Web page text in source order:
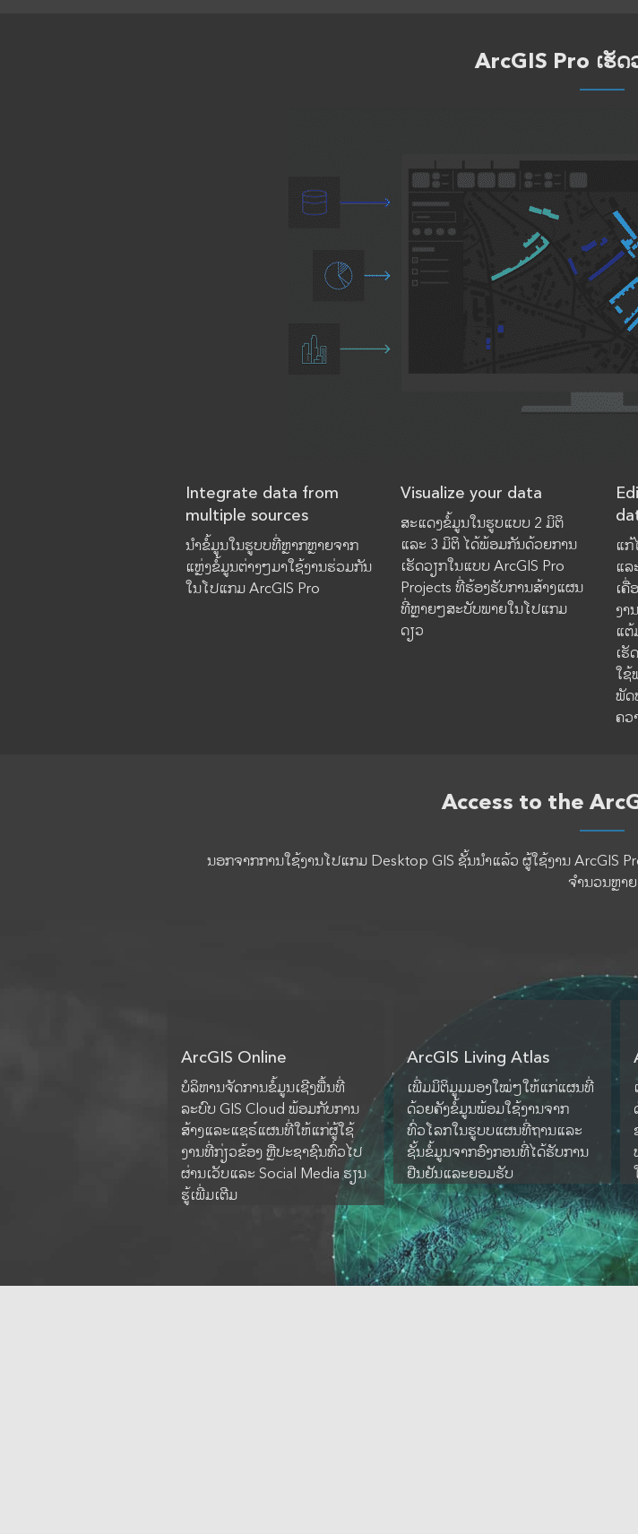
ArcGIS Pro ເຮັ
Integrate data from
multiple sources
ນຳຂໍ້ມູນໃນຮູບບທີ່ຫຼາກຫຼາຍຈາກ
ແຫຼ່ງຂໍ້ມູນຕ່າງໆມາໃຊ້ງານຮ່ວມກັນ
ໃນໂປແກມ ArcGIS Pro
Visualize your data
ສະແດງຂໍ້ມູນໃນຮູບແບບ 2 ມິຕິ
ແລະ 3 ມິຕິ ໄດ້ພ້ອມກັນດ້ວຍການ
ເຮັດວຽກໃນແບບ ArcGIS Pro
Projects ທີ່ຮ້ອງຮັບການສ້າງແຜນ
ທີ່ຫຼາຍໆສະບັບພາຍໃນໂປແກມ
ດຽວ
ແກ້
ແລ
ເຄື່
ງາ
ແ
ເຮັ
ໃຊ້
ພັດ
ຄວ
Access to the
ນອກຈາກການໃຊ້ງານໂປແກມ Desktop GIS ຊັ້ນນຳແລ້ວ ຜູ້ໃຊ້ງານ ArcGIS
ຈຳນວນຫຼາຍ
ArcGIS Online
ບໍລິຫານຈັດການຂໍ້ມູນເຊີງພື້ນທີ່
ລະບົບ GIS Cloud ພ້ອມກັບການ
ສ້າງແລະແຊຣ໌ແຜນທີ່ໃຫ້ແກ່ຜູ້ໃຊ້
ງານທີ່ກ່ຽວຂ້ອງ ຫຼືປະຊາຊົນທົ່ວໄປ
ຜ່ານເວັບແລະ Social Media ຮຽນ
ຮູ້ເພີ່ມເຕີມ
ArcGIS Living Atlas
ເພີ່ມມິຕິມູມມອງໃໝ່ໆໃຫ້ແກ່ແຜນທີ່
ດ້ວຍຄັງຂໍ້ມູນພ້ອມໃຊ້ງານຈາກ
ທົ່ວໂລກໃນຮູບບແຜນທີ່ຖານແລະ
ຊັ້ນຂໍ້ມູນຈາກອົງກອນທີ່ໄດ້ຮັບການ
ຢືນຢັນແລະຍອມຮັບ